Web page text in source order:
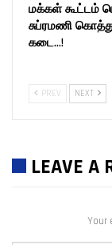
மக்கள் கூட்டம்
சுப்ரமணி
கடை…!
PREV NEXT
LEAVE A
Your